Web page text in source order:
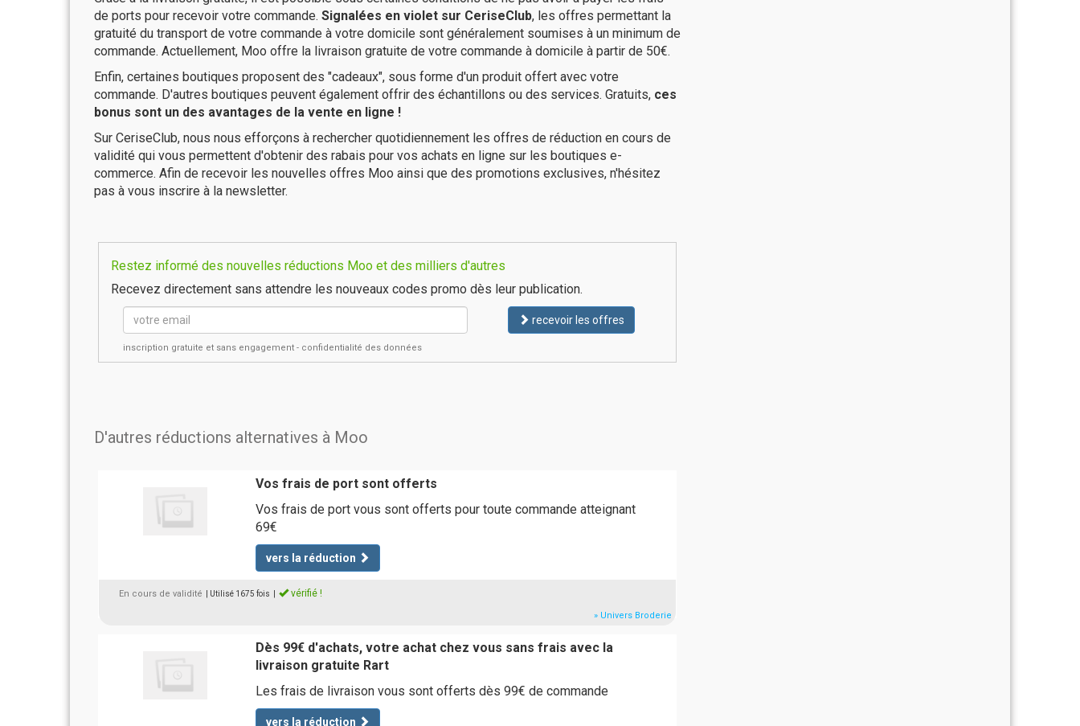
de ports pour recevoir votre commande. Signalées en violet sur CeriseClub, les offres permettant la
gratuité du transport de votre commande à votre domicile sont généralement soumises à un minimum de
commande. Actuellement, Moo offre la livraison gratuite de votre commande à domicile à partir de 50€.
Enfin, certaines boutiques proposent des "cadeaux", sous forme d'un produit offert avec votre
commande. D'autres boutiques peuvent également offrir des échantillons ou des services. Gratuits, ces
bonus sont un des avantages de la vente en ligne !
Sur CeriseClub, nous nous efforçons à rechercher quotidiennement les offres de réduction en cours de
validité qui vous permettent d'obtenir des rabais pour vos achats en ligne sur les boutiques e-
commerce. Afin de recevoir les nouvelles offres Moo ainsi que des promotions exclusives, n'hésitez
pas à vous inscrire à la newsletter.
Restez informé des nouvelles réductions Moo et des milliers d'autres
Recevez directement sans attendre les nouveaux codes promo dès leur publication.
recevoir les offres
inscription gratuite et sans engagement - confidentialité des données
D'autres réductions alternatives à Moo
Vos frais de port sont offerts
Vos frais de port vous sont offerts pour toute commande atteignant
69€
vers la réduction
En cours de validité | Utilisé 1675 fois vérifié !
» Univers Broderie
Dès 99€ d'achats, votre achat chez vous sans frais avec la
livraison gratuite Rart
Les frais de livraison vous sont offerts dès 99€ de commande
vers la réduction